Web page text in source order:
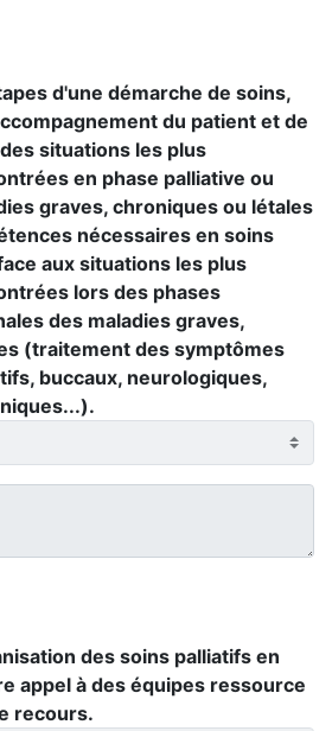
d'une démarche de soins,
du patient et de
situations les plus
en phase palliative ou
graves, chroniques ou létales
nécessaires en soins
aux situations les plus
lors des phases
des maladies graves,
(traitement des symptômes
buccaux, neurologiques,
des soins palliatifs en
appel à des équipes ressource
recours.